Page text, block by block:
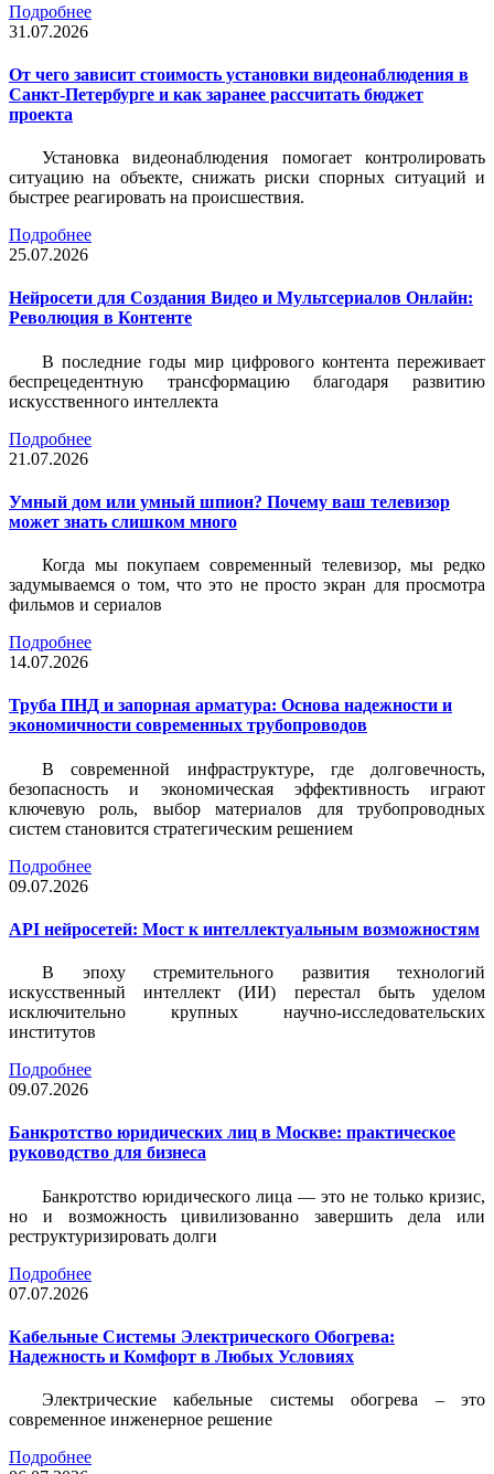
Подробнее
31.07.2026
От чего зависит стоимость установки видеонаблюдения в
Санкт-Петербурге и как заранее рассчитать бюджет
проекта
Установка видеонаблюдения помогает контролировать
ситуацию на объекте, снижать риски спорных ситуаций и
быстрее реагировать на происшествия.
Подробнее
25.07.2026
Нейросети для Создания Видео и Мультсериалов Онлайн:
Революция в Контенте
В последние годы мир цифрового контента переживает
беспрецедентную трансформацию благодаря развитию
искусственного интеллекта
Подробнее
21.07.2026
Умный дом или умный шпион? Почему ваш телевизор
может знать слишком много
Когда мы покупаем современный телевизор, мы редко
задумываемся о том, что это не просто экран для просмотра
фильмов и сериалов
Подробнее
14.07.2026
Труба ПНД и запорная арматура: Основа надежности и
экономичности современных трубопроводов
В современной инфраструктуре, где долговечность,
безопасность и экономическая эффективность играют
ключевую роль, выбор материалов для трубопроводных
систем становится стратегическим решением
Подробнее
09.07.2026
API нейросетей: Мост к интеллектуальным возможностям
В эпоху стремительного развития технологий
искусственный интеллект (ИИ) перестал быть уделом
исключительно крупных научно-исследовательских
институтов
Подробнее
09.07.2026
Банкротство юридических лиц в Москве: практическое
руководство для бизнеса
Банкротство юридического лица — это не только кризис,
но и возможность цивилизованно завершить дела или
реструктуризировать долги
Подробнее
07.07.2026
Кабельные Системы Электрического Обогрева:
Надежность и Комфорт в Любых Условиях
Электрические кабельные системы обогрева – это
современное инженерное решение
Подробнее